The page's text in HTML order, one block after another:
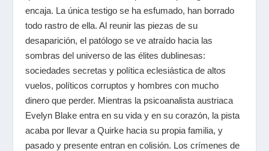
encaja. La única testigo se ha esfumado, han borrado
todo rastro de ella. Al reunir las piezas de su
desaparición, el patólogo se ve atraído hacia las
sombras del universo de las élites dublinesas:
sociedades secretas y política eclesiástica de altos
vuelos, políticos corruptos y hombres con mucho
dinero que perder. Mientras la psicoanalista austriaca
Evelyn Blake entra en su vida y en su corazón, la pista
acaba por llevar a Quirke hacia su propia familia, y
pasado y presente entran en colisión. Los crímenes de